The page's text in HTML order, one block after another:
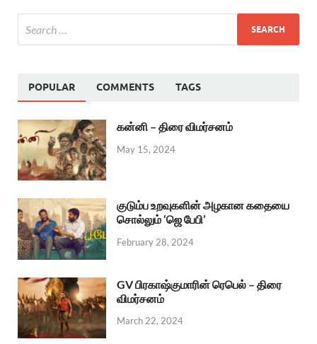
POPULAR COMMENTS TAGS
கன்னி – திரை விமர்சனம்
May 15, 2024
குடும்ப உறவுகளின் அழகான கதையை
சொல்லும் ‘ஜெ பேபி’
February 28, 2024
GV பிரகாஷ்குமாரின் ரெபெல் – திரை
விமர்சனம்
March 22, 2024